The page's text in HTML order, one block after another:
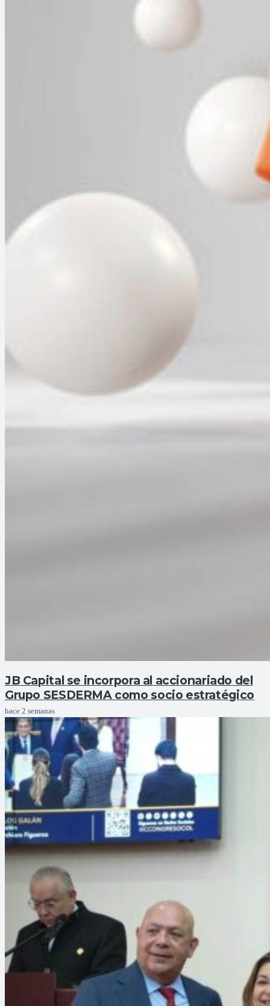
JB Capital se incorpora al accionariado del
Grupo SESDERMA como socio estratégico
hace 2 semanas